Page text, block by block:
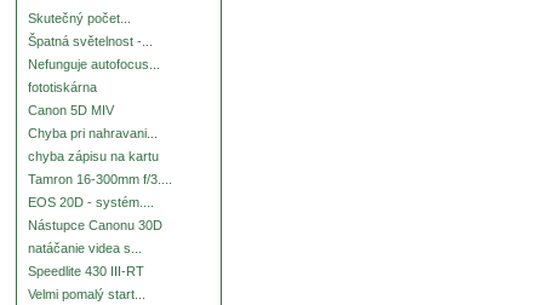
Skutečný počet...
Špatná světelnost -...
Nefunguje autofocus...
fototiskárna
Canon 5D MIV
Chyba pri nahravani...
chyba zápisu na kartu
Tamron 16-300mm f/3....
EOS 20D - systém....
Nástupce Canonu 30D
natáčanie videa s...
Speedlite 430 III-RT
Velmi pomalý start...